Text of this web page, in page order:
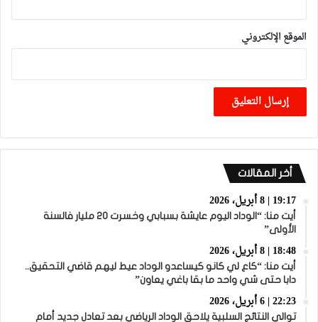
الموقع الإلكتروني
أخر المقالات
19:17 | 8 أبريل، 2026
أيت منا: “الوداد اليوم عايشة بسبابي وخسرت 20 مليار فالسنة
الأولى”
18:48 | 8 أبريل، 2026
أيت منا: “كاع لي كانو كيساعدو الوداد عيط ليهم قاضي التحقيق..
دابا حتى شي واحد ما بقا باغي يعاون”
22:23 | 6 أبريل، 2026
توالي النتائج السلبية يلاحق الوداد الرياضي بعد تعادل جديد أمام